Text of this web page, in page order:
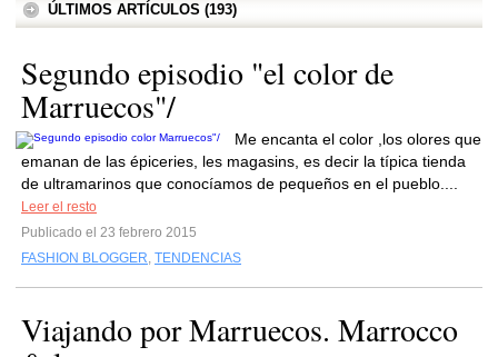
ÚLTIMOS ARTÍCULOS (193)
Segundo episodio "el color de
Marruecos"/
Me encanta el color ,los olores que
emanan de las épiceries, les magasins, es decir la típica tienda
de ultramarinos que conocíamos de pequeños en el pueblo....
Leer el resto
Publicado el 23 febrero 2015
FASHION BLOGGER, TENDENCIAS
Viajando por Marruecos. Marrocco